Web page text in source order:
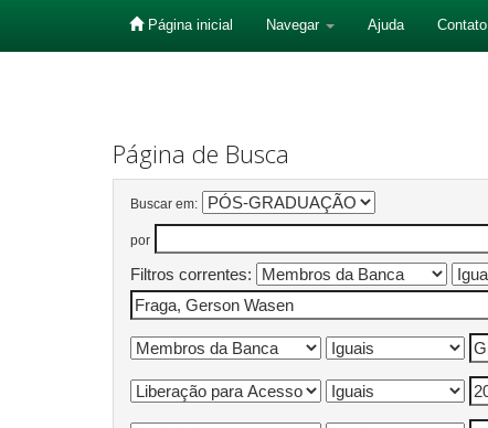
Página inicial Navegar Ajuda Contato
Página de Busca
Buscar em:
por
Filtros correntes: